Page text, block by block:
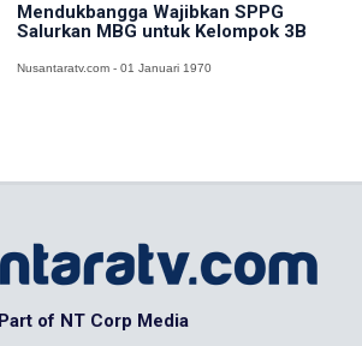
Mendukbangga Wajibkan SPPG
Salurkan MBG untuk Kelompok 3B
Nusantaratv.com - 01 Januari 1970
Part of NT Corp Media